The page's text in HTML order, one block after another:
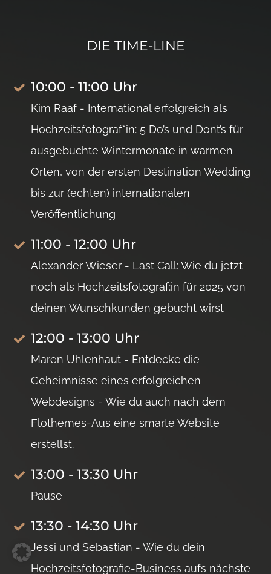
DIE TIME-LINE
10:00 - 11:00 Uhr
Kim Raaf - International erfolgreich als
Hochzeitsfotograf*in: 5 Do’s und Dont’s für
ausgebuchte Wintermonate in warmen
Orten, von der ersten Destination Wedding
bis zur (echten) internationalen
Veröffentlichung
11:00 - 12:00 Uhr
Alexander Wieser - Last Call: Wie du jetzt
noch als Hochzeitsfotograf:in für 2025 von
deinen Wunschkunden gebucht wirst
12:00 - 13:00 Uhr
Maren Uhlenhaut - Entdecke die
Geheimnisse eines erfolgreichen
Webdesigns - Wie du auch nach dem
Flothemes-Aus eine smarte Website
erstellst.
13:00 - 13:30 Uhr
Pause
13:30 - 14:30 Uhr
Jessi und Sebastian - Wie du dein
Hochzeitsfotografie-Business aufs nächste